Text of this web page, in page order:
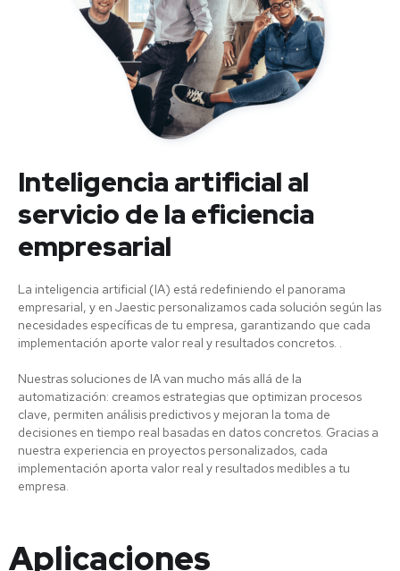
Inteligencia artificial al
servicio de la eficiencia
empresarial
La inteligencia artificial (IA) está redefiniendo el panorama
empresarial, y en Jaestic personalizamos cada solución según las
necesidades específicas de tu empresa, garantizando que cada
implementación aporte valor real y resultados concretos. .
Nuestras soluciones de IA van mucho más allá de la
automatización: creamos estrategias que optimizan procesos
clave, permiten análisis predictivos y mejoran la toma de
decisiones en tiempo real basadas en datos concretos. Gracias a
nuestra experiencia en proyectos personalizados, cada
implementación aporta valor real y resultados medibles a tu
empresa.
Aplicaciones